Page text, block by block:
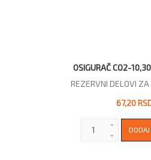
OSIGURAČ CO2-
REZERVNI DELOVI
67,20